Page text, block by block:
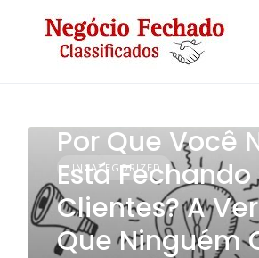
UNCATEGORIZED
Por Que Você
Está Fechando
Clientes? A
Que Ninguém